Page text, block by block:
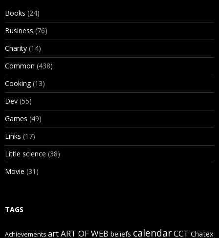
Books (24)
Business (76)
Charity (14)
Common (438)
Cooking(13)
Dev (55)
Games (49)
Links (17)
Little science (38)
Movie (31)
TAGS
Achievements artART OF WEB beliefs calendarCCT Chatex